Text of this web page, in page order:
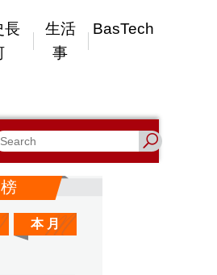
長
生活
事
BasTech
本 月